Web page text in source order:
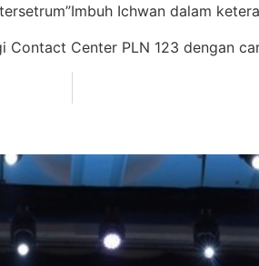
Ichwan dalam
Center PLN 123 dengan